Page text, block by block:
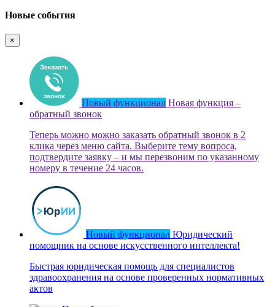
Новые события
×
Новый функционал Новая функция –
обратный звонок
Теперь можно можно заказать обратный звонок в 2
клика через меню сайта. Выберите тему вопроса,
подтвердите заявку – и мы перезвоним по указанному
номеру в течение 24 часов.
Новый функционал Юридический
помощник на основе искусственного интеллекта!
Быстрая юридическая помощь для специалистов
здравоохранения на основе проверенных нормативных
актов